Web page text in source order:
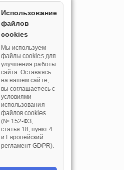
Использование
файлов
cookies
Мы используем
файлы cookies для
улучшения работы
сайта. Оставаясь
на нашем сайте,
вы соглашаетесь с
условиями
использования
файлов cookies
(№ 152‑ФЗ,
статья 18, пункт 4
и Европейский
регламент GDPR).